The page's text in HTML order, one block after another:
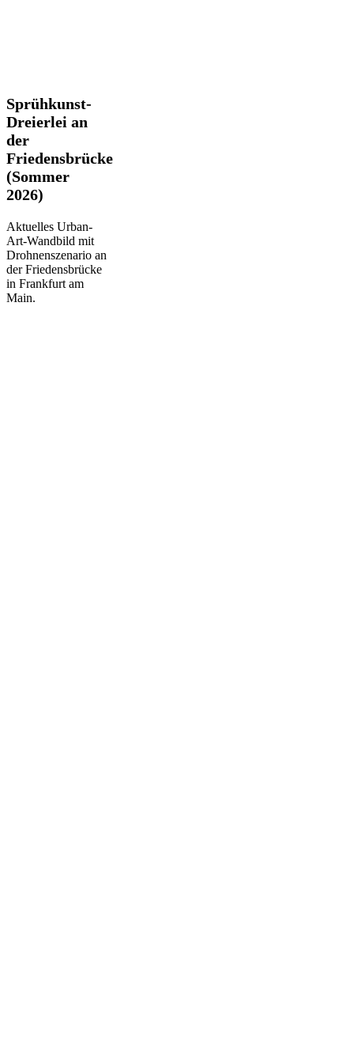
Sprühkunst-
Dreierlei
an
der
Friedensbrücke
(Sommer
2026)
Sprühkunst-
Dreierlei an
der
Friedensbrücke
(Sommer
2026)
Aktuelles Urban-
Art-Wandbild mit
Drohnenszenario an
der Friedensbrücke
in Frankfurt am
Main.